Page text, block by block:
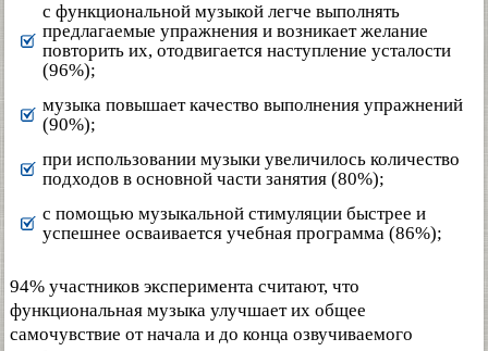
с функциональной музыкой легче выполнять
предлагаемые упражнения и возникает желание
повторить их, отодвигается наступление усталости
(96%);
музыка повышает качество выполнения упражнений
(90%);
при использовании музыки увеличилось количество
подходов в основной части занятия (80%);
с помощью музыкальной стимуляции быстрее и
успешнее осваивается учебная программа (86%);
94% участников эксперимента считают, что
функциональная музыка улучшает их общее
самочувствие от начала и до конца озвучиваемого